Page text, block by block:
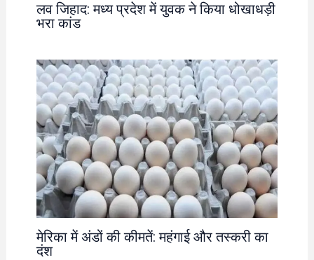
लव जिहाद: मध्य प्रदेश में युवक ने किया धोखाधड़ी
भरा कांड
मेरिका में अंडों की कीमतें: महंगाई और तस्करी का
दंश